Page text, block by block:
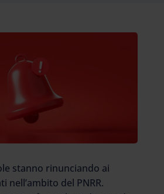
stanno rinunciando ai
nell’ambito del PNRR.